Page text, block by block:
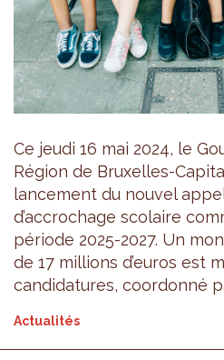
Ce jeudi 16 mai 2024, le
Région de Bruxelles-
lancement du nouvel
d’accrochage scolaire
période 2025-2027. Un
de 17 millions d’euros est
candidatures, coordonné
Actualités